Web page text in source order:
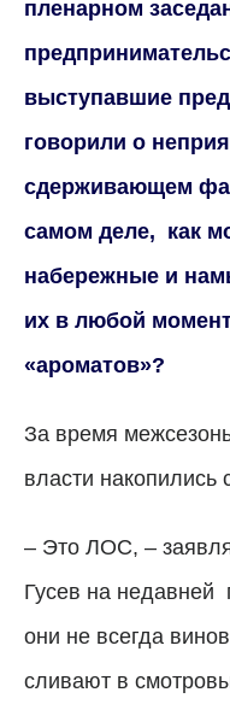
пленарном
выступавшие
говорили о
сдерживающем
самом деле, как
набережные и
их в любой
«ароматов»?
За время
власти
– Это ЛОС, –
Гусев на недавней
они не всегда
сливают в